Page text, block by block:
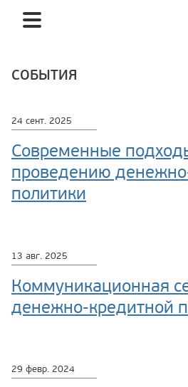
Новости
СОБЫТИЯ
24 сент. 2025
Современные
проведению
политики
13 авг. 2025
Коммуникационная
денежно-кредитной
29 февр. 2024